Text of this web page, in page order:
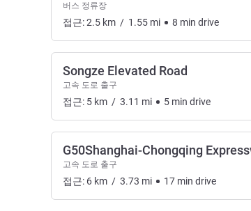
버스 정류장
접근:2.5 km / 1.55 mi 8 min drive
Songze Elevated Road
고속 도로 출구
접근: 5 km / 3.11 mi 5 min drive
G50Shanghai-Chongqing
고속 도로 출구
접근: 6 km / 3.73 mi 17 min drive